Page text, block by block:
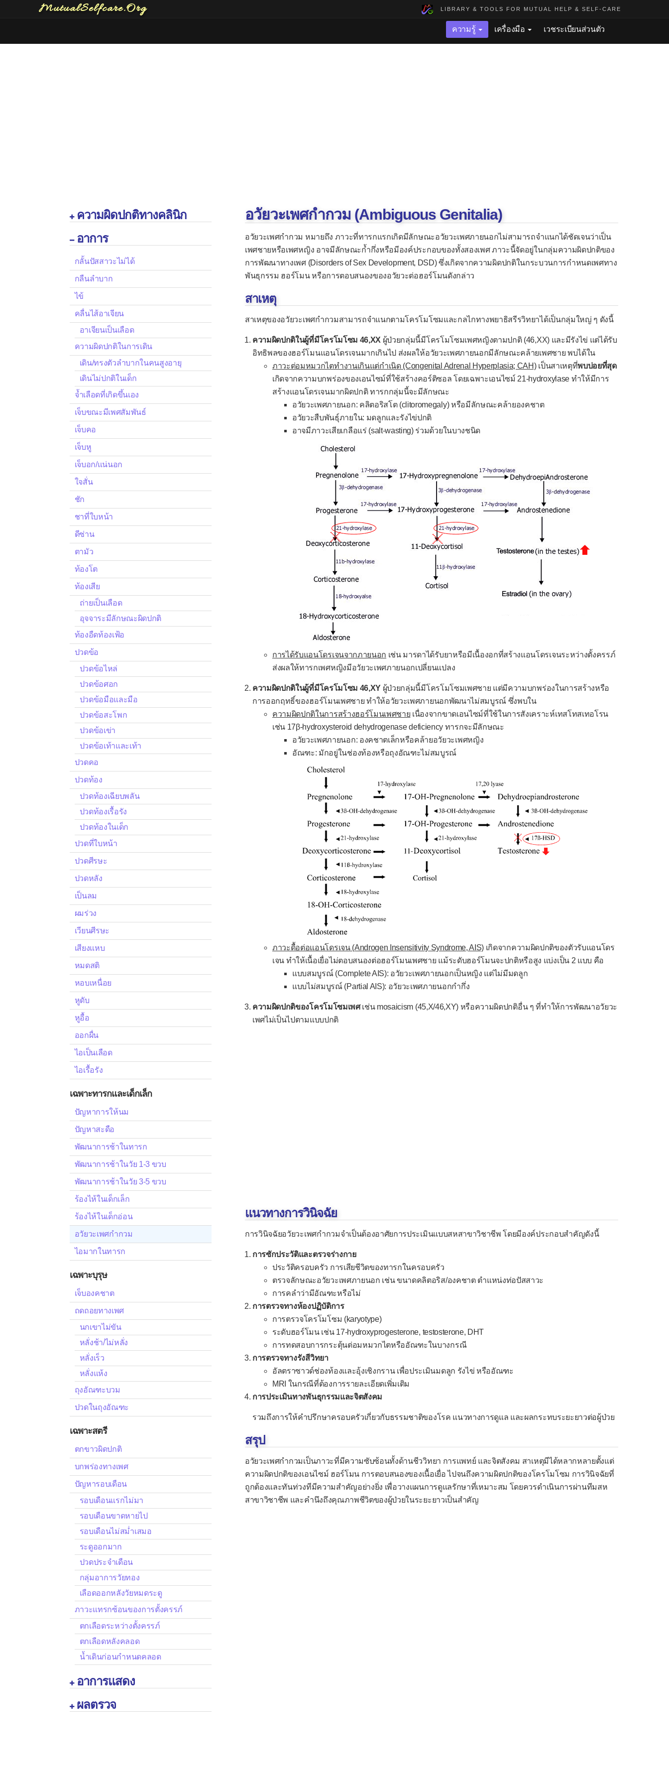
MutualSelfcare.Org LIBRARY & TOOLS FOR MUTUAL HELP & SELF-CARE
ความรู้ เครื่องมือ เวชระเบียนส่วนตัว
 ความผิดปกติทางคลินิก
 อาการ
กลั้นปัสสาวะไม่ได้
กลืนลำบาก
ไข้
คลื่นไส้อาเจียน
อาเจียนเป็นเลือด
ความผิดปกติในการเดิน
เดิน/ทรงตัวลำบากในคนสูงอายุ
เดินไม่ปกติในเด็ก
จ้ำเลือดที่เกิดขึ้นเอง
เจ็บขณะมีเพศสัมพันธ์
เจ็บคอ
เจ็บหู
เจ็บอก/แน่นอก
ใจสั่น
ชัก
ชาที่ใบหน้า
ดีซ่าน
ตามัว
ท้องโต
ท้องเสีย
ถ่ายเป็นเลือด
อุจจาระมีลักษณะผิดปกติ
ท้องอืดท้องเฟ้อ
ปวดข้อ
ปวดข้อไหล่
ปวดข้อศอก
ปวดข้อมือและมือ
ปวดข้อสะโพก
ปวดข้อเข่า
ปวดข้อเท้าและเท้า
ปวดคอ
ปวดท้อง
ปวดท้องเฉียบพลัน
ปวดท้องเรื้อรัง
ปวดท้องในเด็ก
ปวดที่ใบหน้า
ปวดศีรษะ
ปวดหลัง
เป็นลม
ผมร่วง
เวียนศีรษะ
เสียงแหบ
หมดสติ
หอบเหนื่อย
หูดับ
หูอื้อ
ออกผื่น
ไอเป็นเลือด
ไอเรื้อรัง
เฉพาะทารกและเด็กเล็ก
ปัญหาการให้นม
ปัญหาสะดือ
พัฒนาการช้าในทารก
พัฒนาการช้าในวัย 1-3 ขวบ
พัฒนาการช้าในวัย 3-5 ขวบ
ร้องไห้ในเด็กเล็ก
ร้องไห้ในเด็กอ่อน
อวัยวะเพศกำกวม
ไอมากในทารก
เฉพาะบุรุษ
เจ็บองคชาต
ถดถอยทางเพศ
นกเขาไม่ขัน
หลั่งช้า/ไม่หลั่ง
หลั่งเร็ว
หลั่งแห้ง
ถุงอัณฑะบวม
ปวดในถุงอัณฑะ
เฉพาะสตรี
ตกขาวผิดปกติ
บกพร่องทางเพศ
ปัญหารอบเดือน
รอบเดือนแรกไม่มา
รอบเดือนขาดหายไป
รอบเดือนไม่สม่ำเสมอ
ระดูออกมาก
ปวดประจำเดือน
กลุ่มอาการวัยทอง
เลือดออกหลังวัยหมดระดู
ภาวะแทรกซ้อนของการตั้งครรภ์
ตกเลือดระหว่างตั้งครรภ์
ตกเลือดหลังคลอด
น้ำเดินก่อนกำหนดคลอด
 อาการแสดง
 ผลตรวจ
อวัยวะเพศกำกวม (Ambiguous Genitalia)
อวัยวะเพศกำกวม หมายถึง ภาวะที่ทารกแรกเกิดมีลักษณะอวัยวะเพศภายนอกไม่สามารถจำแนกได้ชัดเจนว่าเป็น
เพศชายหรือเพศหญิง อาจมีลักษณะก้ำกึ่งหรือมีองค์ประกอบของทั้งสองเพศ ภาวะนี้จัดอยู่ในกลุ่มความผิดปกติของ
การพัฒนาทางเพศ (Disorders of Sex Development, DSD) ซึ่งเกิดจากความผิดปกติในกระบวนการกำหนดเพศทาง
พันธุกรรม ฮอร์โมน หรือการตอบสนองของอวัยวะต่อฮอร์โมนดังกล่าว
สาเหตุ
สาเหตุของอวัยวะเพศกำกวมสามารถจำแนกตามโครโมโซมและกลไกทางพยาธิสรีรวิทยาได้เป็นกลุ่มใหญ่ ๆ ดังนี้
ความผิดปกติในผู้ที่มีโครโมโซม 46,XX ผู้ป่วยกลุ่มนี้มีโครโมโซมเพศหญิงตามปกติ (46,XX) และมีรังไข่ แต่ได้รับ
อิทธิพลของฮอร์โมนแอนโดรเจนมากเกินไป ส่งผลให้อวัยวะเพศภายนอกมีลักษณะคล้ายเพศชาย พบได้ใน
ภาวะต่อมหมวกไตทำงานเกินแต่กำเนิด (Congenital Adrenal Hyperplasia; CAH)เป็นสาเหตุที่พบบ่อยที่สุด
เกิดจากความบกพร่องของเอนไซม์ที่ใช้สร้างคอร์ติซอล โดยเฉพาะเอนไซม์ 21-hydroxylase ทำให้มีการ
สร้างแอนโดรเจนมากผิดปกติ ทารกกลุ่มนี้จะมีลักษณะ
อวัยวะเพศภายนอก: คลิตอริสโต (clitoromegaly) หรือมีลักษณะคล้ายองคชาต
อวัยวะสืบพันธุ์ภายใน: มดลูกและรังไข่ปกติ
อาจมีภาวะเสียเกลือแร่ (salt-wasting) ร่วมด้วยในบางชนิด
การได้รับแอนโดรเจนจากภายนอก เช่น มารดาได้รับยาหรือมีเนื้องอกที่สร้างแอนโดรเจนระหว่างตั้งครรภ์
ส่งผลให้ทารกเพศหญิงมีอวัยวะเพศภายนอกเปลี่ยนแปลง
ความผิดปกติในผู้ที่มีโครโมโซม 46,XY ผู้ป่วยกลุ่มนี้มีโครโมโซมเพศชาย แต่มีความบกพร่องในการสร้างหรือ
การออกฤทธิ์ของฮอร์โมนเพศชาย ทำให้อวัยวะเพศภายนอกพัฒนาไม่สมบูรณ์ ซึ่งพบใน
ความผิดปกติในการสร้างฮอร์โมนเพศชาย เนื่องจากขาดเอนไซม์ที่ใช้ในการสังเคราะห์เทสโทสเทอโรน
เช่น 17β-hydroxysteroid dehydrogenase deficiency ทารกจะมีลักษณะ
อวัยวะเพศภายนอก: องคชาตเล็กหรือคล้ายอวัยวะเพศหญิง
อัณฑะ: มักอยู่ในช่องท้องหรือถุงอัณฑะไม่สมบูรณ์
ภาวะดื้อต่อแอนโดรเจน (Androgen Insensitivity Syndrome, AIS) เกิดจากความผิดปกติของตัวรับแอนโดร
เจน ทำให้เนื้อเยื่อไม่ตอบสนองต่อฮอร์โมนเพศชาย แม้ระดับฮอร์โมนจะปกติหรือสูง แบ่งเป็น 2 แบบ คือ
แบบสมบูรณ์ (Complete AIS): อวัยวะเพศภายนอกเป็นหญิง แต่ไม่มีมดลูก
แบบไม่สมบูรณ์ (Partial AIS): อวัยวะเพศภายนอกกำกึ่ง
ความผิดปกติของโครโมโซมเพศเช่น mosaicism (45,X/46,XY) หรือความผิดปกติอื่น ๆ ที่ทำให้การพัฒนาอวัยวะ
เพศไม่เป็นไปตามแบบปกติ
แนวทางการวินิจฉัย
การวินิจฉัยอวัยวะเพศกำกวมจำเป็นต้องอาศัยการประเมินแบบสหสาขาวิชาชีพ โดยมีองค์ประกอบสำคัญดังนี้
การซักประวัติและตรวจร่างกาย
ประวัติครอบครัว การเสียชีวิตของทารกในครอบครัว
ตรวจลักษณะอวัยวะเพศภายนอก เช่น ขนาดคลิตอริส/องคชาต ตำแหน่งท่อปัสสาวะ
การคลำว่ามีอัณฑะหรือไม่
การตรวจทางห้องปฏิบัติการ
การตรวจโครโมโซม (karyotype)
ระดับฮอร์โมน เช่น 17-hydroxyprogesterone, testosterone, DHT
การทดสอบการกระตุ้นต่อมหมวกไตหรืออัณฑะในบางกรณี
การตรวจทางรังสีวิทยา
อัลตราซาวด์ช่องท้องและอุ้งเชิงกราน เพื่อประเมินมดลูก รังไข่ หรืออัณฑะ
MRI ในกรณีที่ต้องการรายละเอียดเพิ่มเติม
การประเมินทางพันธุกรรมและจิตสังคม
รวมถึงการให้คำปรึกษาครอบครัวเกี่ยวกับธรรมชาติของโรค แนวทางการดูแล และผลกระทบระยะยาวต่อผู้ป่วย
สรุป
อวัยวะเพศกำกวมเป็นภาวะที่มีความซับซ้อนทั้งด้านชีววิทยา การแพทย์ และจิตสังคม สาเหตุมีได้หลากหลายตั้งแต่
ความผิดปกติของเอนไซม์ ฮอร์โมน การตอบสนองของเนื้อเยื่อ ไปจนถึงความผิดปกติของโครโมโซม การวินิจฉัยที่
ถูกต้องและทันท่วงทีมีความสำคัญอย่างยิ่ง เพื่อวางแผนการดูแลรักษาที่เหมาะสม โดยควรดำเนินการผ่านทีมสห
สาขาวิชาชีพ และคำนึงถึงคุณภาพชีวิตของผู้ป่วยในระยะยาวเป็นสำคัญ